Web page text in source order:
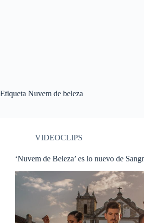
Etiqueta Nuvem de beleza
VIDEOCLIPS
‘Nuvem de Beleza’ es lo nuevo de